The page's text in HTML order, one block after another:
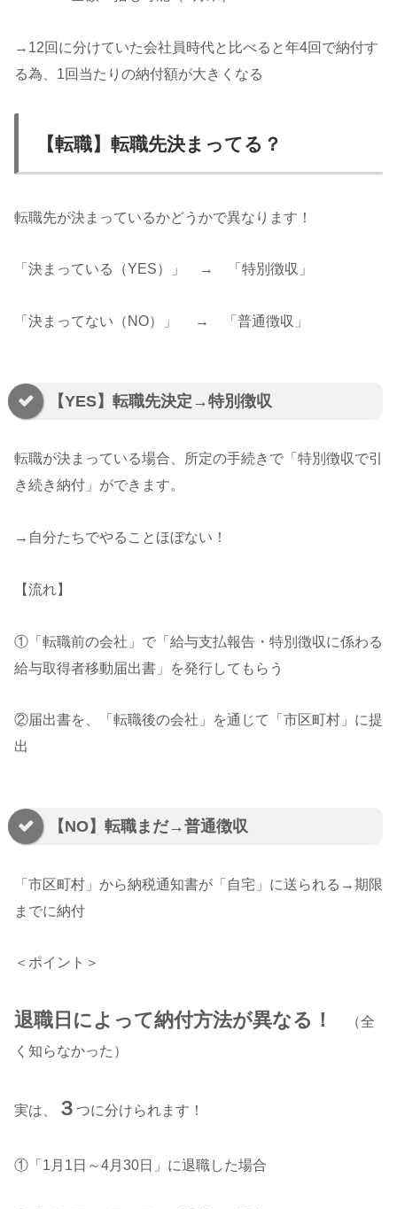
→12回に分けていた会社員時代と比べると年4回で納付す
る為、1回当たりの納付額が大きくなる
【転職】転職先決まってる？
転職先が決まっているかどうかで異なります！
「決まっている（YES）」 → 「特別徴収」
「決まってない（NO）」 → 「普通徴収」
【YES】転職先決定→特別徴収
転職が決まっている場合、所定の手続きで「特別徴収で引
き続き納付」ができます。
→自分たちでやることほぼない！
【流れ】
①「転職前の会社」で「給与支払報告・特別徴収に係わる
給与取得者移動届出書」を発行してもらう
②届出書を、「転職後の会社」を通じて「市区町村」に提
出
【NO】転職まだ→普通徴収
「市区町村」から納税通知書が「自宅」に送られる→期限
までに納付
＜ポイント＞
退職日によって納付方法が異なる！
（全
く知らなかった）
実は、 ３ つに分けられます！
①「1月1日～4月30日」に退職した場合